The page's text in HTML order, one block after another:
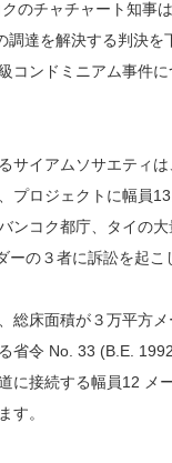
のチャチャート知事
調達を解決する判決を
コンドミニアム事件
サイアムソサエティ
プロジェクトに幅員
ンコク都庁、タイの
ーの３者に訴訟を起こ
総床面積が３万平方
省令 No. 33 (B.E.
に接続する幅員12 メ
す。